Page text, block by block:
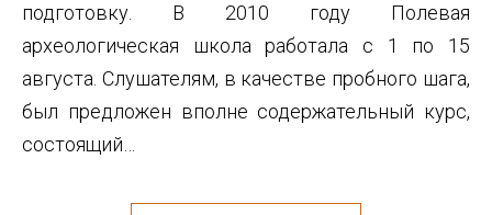
подготовку. В 2010 году Полевая
археологическая школа работала с 1 по 15
августа. Слушателям, в качестве пробного шага,
был предложен вполне содержательный курс,
состоящий…